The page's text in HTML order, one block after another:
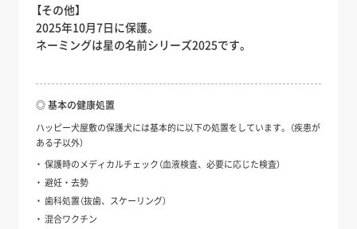
【その他】
2025年10月7日に保護。
ネーミングは星の名前シリーズ2025です。
◎ 基本の健康処置
ハッピー犬屋敷の保護犬には基本的に以下の処置をしています。（疾患が
ある子以外）
保護時のメディカルチェック（血液検査、必要に応じた検査）
避妊・去勢
歯科処置（抜歯、スケーリング）
混合ワクチン